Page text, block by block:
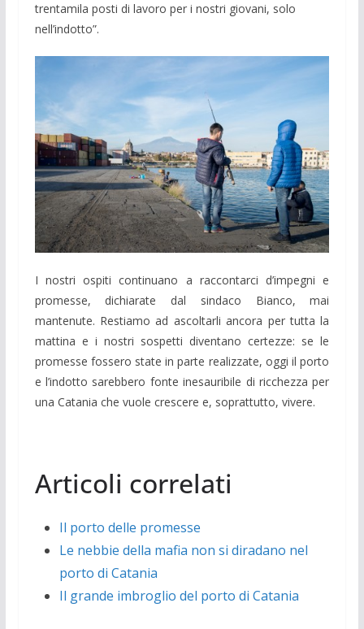
trentamila posti di lavoro per i nostri giovani, solo
nell’indotto”.
I nostri ospiti continuano a raccontarci d’impegni e
promesse, dichiarate dal sindaco Bianco, mai
mantenute. Restiamo ad ascoltarli ancora per tutta la
mattina e i nostri sospetti diventano certezze: se le
promesse fossero state in parte realizzate, oggi il porto
e l’indotto sarebbero fonte inesauribile di ricchezza per
una Catania che vuole crescere e, soprattutto, vivere.
Articoli correlati
Il porto delle promesse
Le nebbie della mafia non si diradano nel
porto di Catania
Il grande imbroglio del porto di Catania